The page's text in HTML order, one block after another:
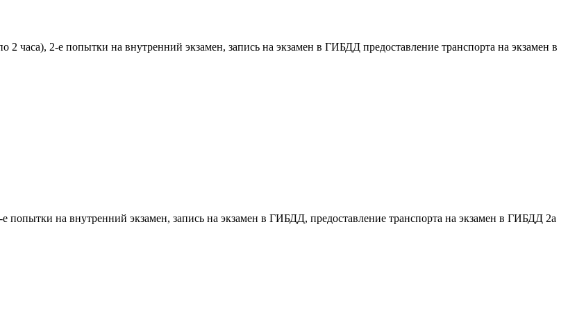
часа), 2-е попытки на внутренний экзамен, запись на экзамен в ГИБДД предоставление транспорта на экзамен в
попытки на внутренний экзамен, запись на экзамен в ГИБДД, предоставление транспорта на экзамен в ГИБДД 2а